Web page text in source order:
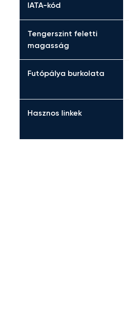
IATA-kód
Tengerszint feletti
magasság
Futópálya burkolata
Hasznos linkek